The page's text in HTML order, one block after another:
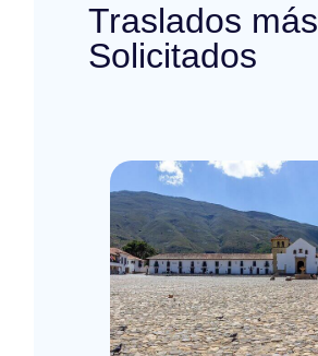
Traslados más
Solicitados